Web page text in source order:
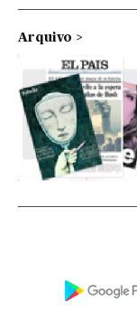
Arquivo